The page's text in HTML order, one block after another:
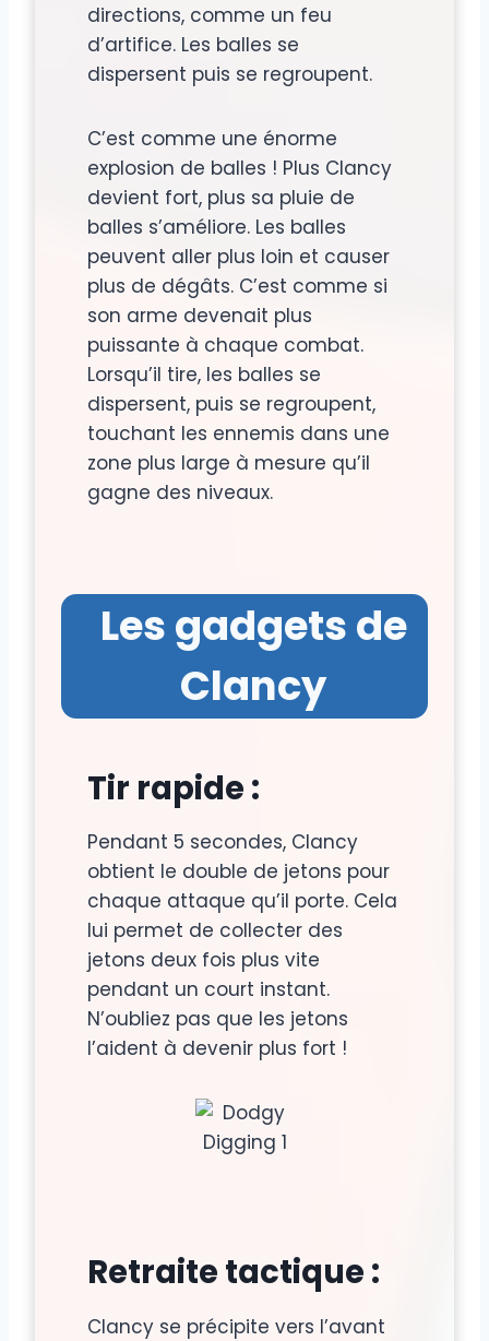
directions, comme un feu
d’artifice. Les balles se
dispersent puis se regroupent.
C’est comme une énorme
explosion de balles ! Plus Clancy
devient fort, plus sa pluie de
balles s’améliore. Les balles
peuvent aller plus loin et causer
plus de dégâts. C’est comme si
son arme devenait plus
puissante à chaque combat.
Lorsqu’il tire, les balles se
dispersent, puis se regroupent,
touchant les ennemis dans une
zone plus large à mesure qu’il
gagne des niveaux.
Les gadgets de
Clancy
Tir rapide :
Pendant 5 secondes, Clancy
obtient le double de jetons pour
chaque attaque qu’il porte. Cela
lui permet de collecter des
jetons deux fois plus vite
pendant un court instant.
N’oubliez pas que les jetons
l’aident à devenir plus fort !
Retraite tactique :
Clancy se précipite vers l’avant